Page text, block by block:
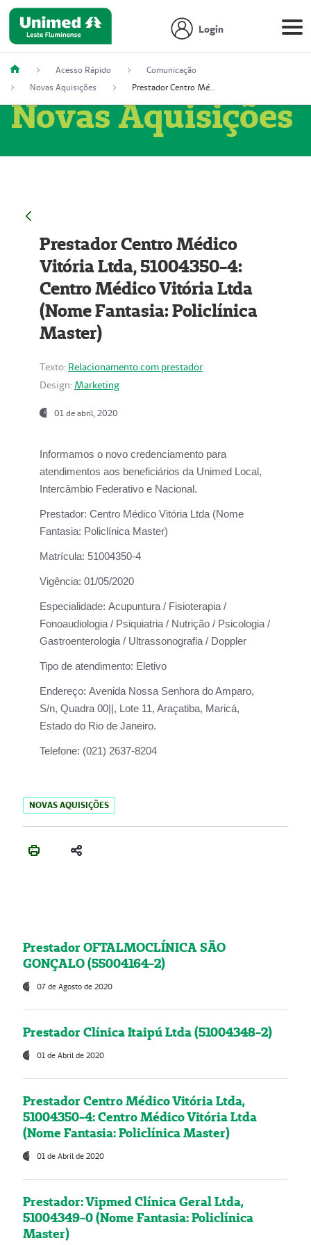
Login
Acesso Rápido
Comunicação
Novas Aquisições
Prestador Centro Médico Vitória Ltda, 51004350-4: Centro Médico Vitória Ltda (Nome Fantasia: Policlínica Master)
Novas Aquisições
Prestador Centro Médico
Vitória Ltda, 51004350-4:
Centro Médico Vitória Ltda
(Nome Fantasia: Policlínica
Master)
Texto: Relacionamento com prestador
Design: Marketing
01 de abril, 2020
Informamos o novo credenciamento para
atendimentos aos beneficiários da Unimed Local,
Intercâmbio Federativo e Nacional.
Prestador: Centro Médico Vitória Ltda (Nome
Fantasia: Policlínica Master)
Matrícula: 51004350-4
Vigência: 01/05/2020
Especialidade: Acupuntura / Fisioterapia /
Fonoaudiologia / Psiquiatria / Nutrição / Psicologia /
Gastroenterologia / Ultrassonografia / Doppler
Tipo de atendimento: Eletivo
Endereço: Avenida Nossa Senhora do Amparo,
S/n, Quadra 00||, Lote 11, Araçatiba, Maricá,
Estado do Rio de Janeiro.
Telefone: (021) 2637-8204
NOVAS AQUISIÇÕES
Prestador OFTALMOCLÍNICA SÃO
GONÇALO (55004164-2)
07 de Agosto de 2020
Prestador Clínica Itaipú Ltda (51004348-2)
01 de Abril de 2020
Prestador Centro Médico Vitória Ltda,
51004350-4: Centro Médico Vitória Ltda
(Nome Fantasia: Policlínica Master)
01 de Abril de 2020
Prestador: Vipmed Clínica Geral Ltda,
51004349-0 (Nome Fantasia: Policlínica
Master)